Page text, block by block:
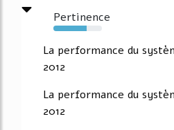
Pertinence
69%
La performance du
2012
La performance du
2012